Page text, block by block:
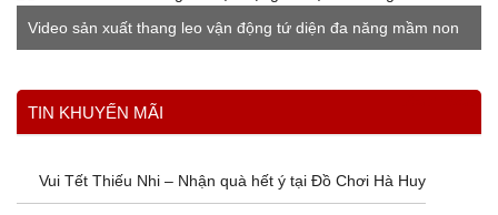
Video sản xuất thang leo vận động tứ diện đa năng mầm non
Xem thêm
TIN KHUYẾN MÃI
Vui Tết Thiếu Nhi – Nhận quà hết ý tại Đồ Chơi Hà Huy